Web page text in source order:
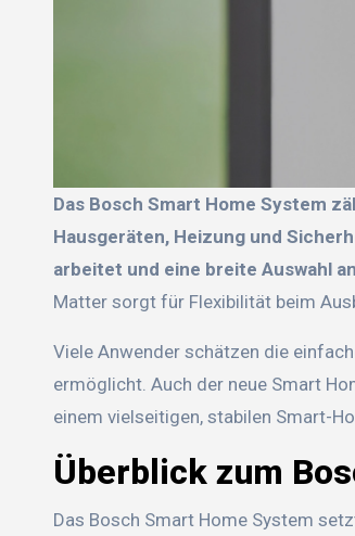
Das Bosch Smart Home System zählt zu den bekanntesten Lösungen für die intelligente Steuerung von
Hausgeräten, Heizung und
arbeitet und eine breite Auswahl
Matter sorgt für Flexibilität beim
Viele Anwender schätzen die
ermöglicht. Auch der neue Smart
einem vielseitigen, stabilen Smart-
Überblick zum
Das Bosch Smart Home System